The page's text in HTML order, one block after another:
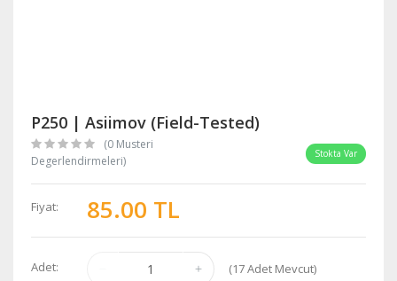
P250 | Asiimov (Field-Tested)
(0 Musteri
Degerlendirmeleri)
Stokta Var
Fiyat: 85.00 TL
Adet: (17Adet Mevcut)